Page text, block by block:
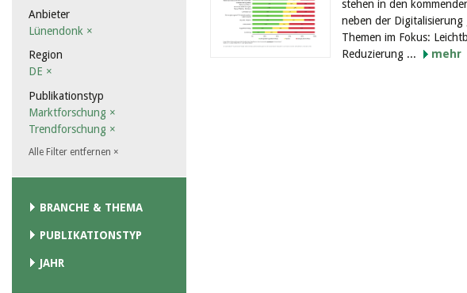
stehen in den
neben der Digitalisierung
Themen im Fokus:
Reduzierung ...
mehr
Anbieter
Lünendonk ×
Region
DE ×
Publikationstyp
Marktforschung ×
Trendforschung ×
Alle Filter entfernen ×
BRANCHE & THEMA
PUBLIKATIONSTYP
JAHR